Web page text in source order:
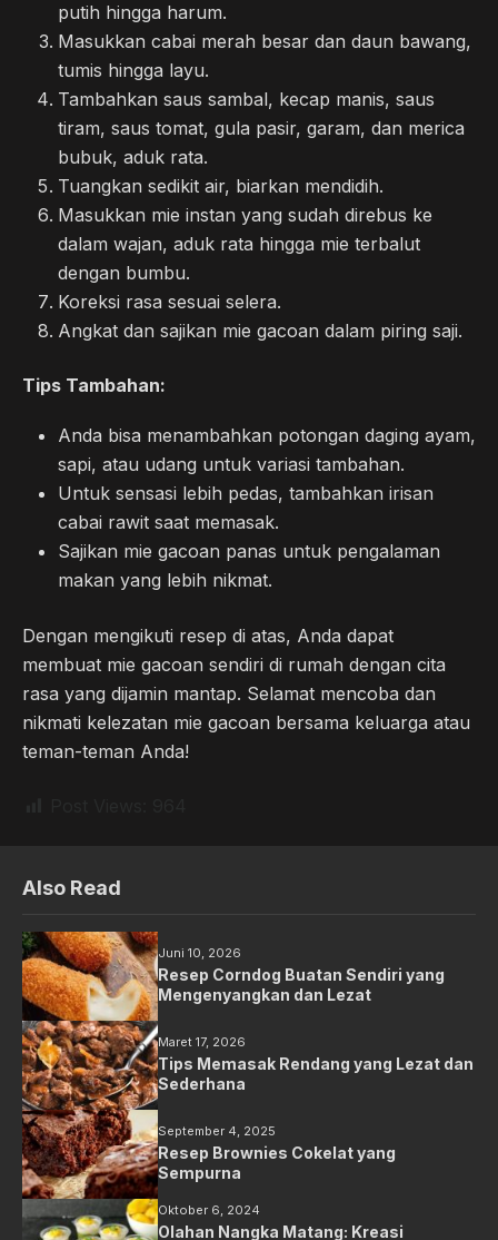
putih hingga harum.
Masukkan cabai merah besar dan daun bawang,
tumis hingga layu.
Tambahkan saus sambal, kecap manis, saus
tiram, saus tomat, gula pasir, garam, dan merica
bubuk, aduk rata.
Tuangkan sedikit air, biarkan mendidih.
Masukkan mie instan yang sudah direbus ke
dalam wajan, aduk rata hingga mie terbalut
dengan bumbu.
Koreksi rasa sesuai selera.
Angkat dan sajikan mie gacoan dalam piring saji.
Tips Tambahan:
Anda bisa menambahkan potongan daging ayam,
sapi, atau udang untuk variasi tambahan.
Untuk sensasi lebih pedas, tambahkan irisan
cabai rawit saat memasak.
Sajikan mie gacoan panas untuk pengalaman
makan yang lebih nikmat.
Dengan mengikuti resep di atas, Anda dapat
membuat mie gacoan sendiri di rumah dengan cita
rasa yang dijamin mantap. Selamat mencoba dan
nikmati kelezatan mie gacoan bersama keluarga atau
teman-teman Anda!
Also Read
Juni 10, 2026
Resep Corndog Buatan Sendiri yang
Mengenyangkan dan Lezat
Maret 17, 2026
Tips Memasak Rendang yang Lezat dan
Sederhana
September 4, 2025
Resep Brownies Cokelat yang
Sempurna
Oktober 6, 2024
Olahan Nangka Matang: Kreasi